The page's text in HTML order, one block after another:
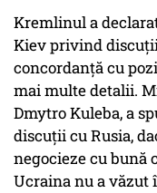
Kremlinul a
Kiev privind
concordanță cu
mai multe detalii.
Dmytro Kuleba, a
discuții cu Rusia,
negocieze cu bună
Ucraina nu a văzut